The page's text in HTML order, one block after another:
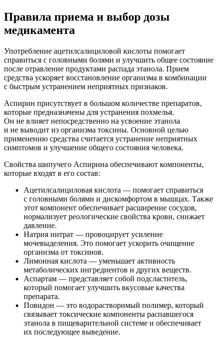
Правила приема и выбор дозы
медикамента
Употребление ацетилсалициловой кислоты помогает
справиться с головными болями и улучшить общее состояние
после отравление продуктами распада этанола. Прием
средства ускоряет восстановление организма в комбинации
с быстрым устранением неприятных признаков.
Аспирин присутствует в большом количестве препаратов,
которые предназначены для устранения похмелья.
Он не влияет непосредственно на усвоение этанола
и не выводит из организма токсины. Основной целью
применению средства считается устранение неприятных
симптомов и улучшение общего состояния человека.
Свойства шипучего Аспирина обеспечивают компоненты,
которые входят в его состав:
Ацетилсалициловая кислота — помогает справиться
с головными болями и дискомфортом в мышцах. Также
этот компонент обеспечивает расширение сосудов,
нормализует реологические свойства крови, снижает
давление.
Натрия нитрат — провоцирует усиление
мочевыделения. Это помогает ускорить очищение
организма от токсинов.
Лимонная кислота — уменьшает активность
метаболических ингредиентов и других веществ.
Аспартам — представляет собой подсластитель,
который помогает улучшить вкусовые качества
препарата.
Повидон — это водорастворимый полимер, который
связывает токсические компоненты распавшегося
этанола в пищеварительной системе и обеспечивает
их последующее выведение.